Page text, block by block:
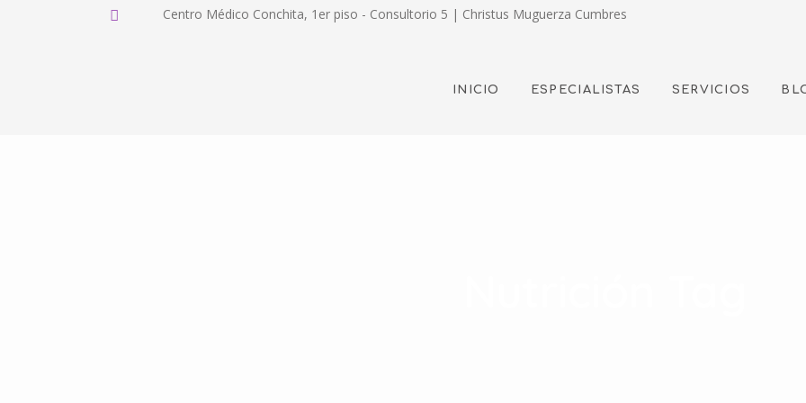
Centro Médico Conchita, 1er piso - Consultorio 5 | Christus Muguerza Cumbres
INICIO ESPECIALISTAS SERVICIOS